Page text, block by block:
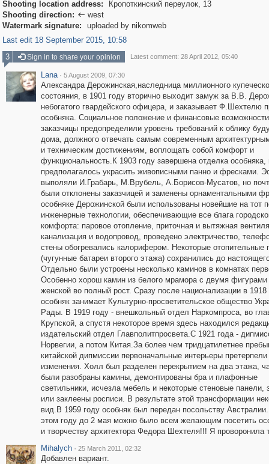
Shooting location address:
Кропоткинский переулок, 13
Shooting direction:  west
Watermark signature:
uploaded by nikomweb
Last edit 18 September 2015, 10:58
3
Sign in to share your opinion Latest comment: 28 April 2012, 05:40
Lana · 5 August 2009, 07:30
Александра Дерожинская,наследница миллионного
состояния, в 1901 году вторично выходит замуж за В.В.
небогатого гвардейского офицера, и заказывает Ф.Шехтелю
особняка. Социальное положение и финансовые возможности
заказчицы предопределили уровень требований к облику
дома, должного отвечать самым современным
и техническим достижениям, воплощать собой комфорт и
функциональность.К 1903 году завершена отделка особняка,
предполагалось украсить живописными панно и фресками.
выполяли И.Грабарь, М.Врубель, А.Борисов-Мусатов, но
были отклонены заказчицей и заменены орнаментальными
особняке Дерожинской были использованы новейшие на тот
инженерные технологии, обеспечивающие все блага
комфорта: паровое отопление, приточная и вытяжная
канализация и водопровод, проведено электричество,
стены обогревались калорифером. Некоторые отопительные
(чугунные батареи второго этажа) сохранились до
Отдельно были устроены несколько каминов в комнатах
Особенно хорош камин из белого мрамора с двумя
женской во полный рост. Сразу после национализации в 1918
особняк занимает Культурно-просветительское общество
Рады. В 1919 году - внешкольный отдел Наркомпроса, во
Крупской, а спустя некоторое время здесь находился
издательский отдел Главполитпросвета.С 1921 года -
Норвегии, а потом Китая.За более чем тридцатилетнее
китайской дипмиссии первоначальные интерьеры
изменения. Холл был разделен перекрытием на два этажа,
были разобраны камины, демонтированы бра и плафонные
светильники, исчезла мебель и некоторые стеновые панели,
или заклеены росписи. В результате этой трансформации
вид.В 1959 году особняк был передан посольству
этом году до 2 мая можно было всем желающим посетить
и творчеству архитектора Федора Шехтеля!!! Я проворонила
Mihalych · 25 March 2011, 02:32
Добавлен вариант.